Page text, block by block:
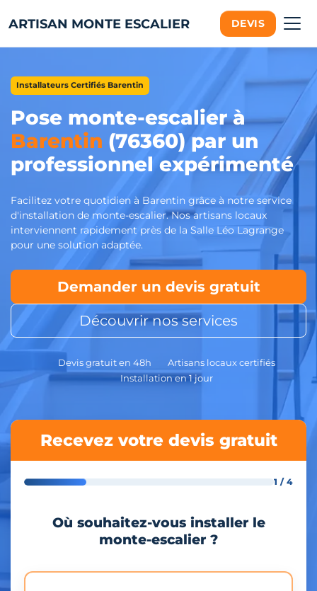
ARTISAN MONTE ESCALIER DEVIS
Installateurs Certifiés Barentin
Pose monte-escalier à
Barentin (76360) par un
professionnel expérimenté
Facilitez votre quotidien à Barentin grâce à notre service
d'installation de monte-escalier. Nos artisans locaux
interviennent rapidement près de la Salle Léo Lagrange
pour une solution adaptée.
Demander un devis gratuit
Découvrir nos services
Devis gratuit en 48h
Artisans locaux certifiés
Installation en 1 jour
Recevez votre devis gratuit
1 / 4
Où souhaitez-vous installer le
monte-escalier ?